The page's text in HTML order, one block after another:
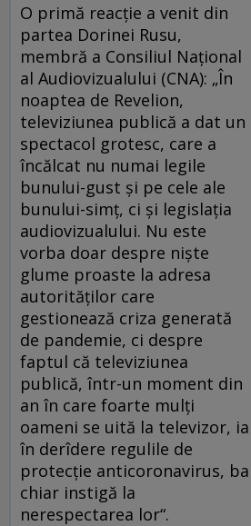
O primă reacție a venit din
partea Dorinei Rusu,
membră a Consiliul Naţional
al Audiovizualului (CNA): „În
noaptea de Revelion,
televiziunea publică a dat un
spectacol grotesc, care a
încălcat nu numai legile
bunului-gust şi pe cele ale
bunului-simţ, ci şi legislaţia
audiovizualului. Nu este
vorba doar despre nişte
glume proaste la adresa
autorităţilor care
gestionează criza generată
de pandemie, ci despre
faptul că televiziunea
publică, într-un moment din
an în care foarte mulţi
oameni se uită la televizor, ia
în derîdere regulile de
protecţie anticoronavirus, ba
chiar instigă la
nerespectarea lor“.